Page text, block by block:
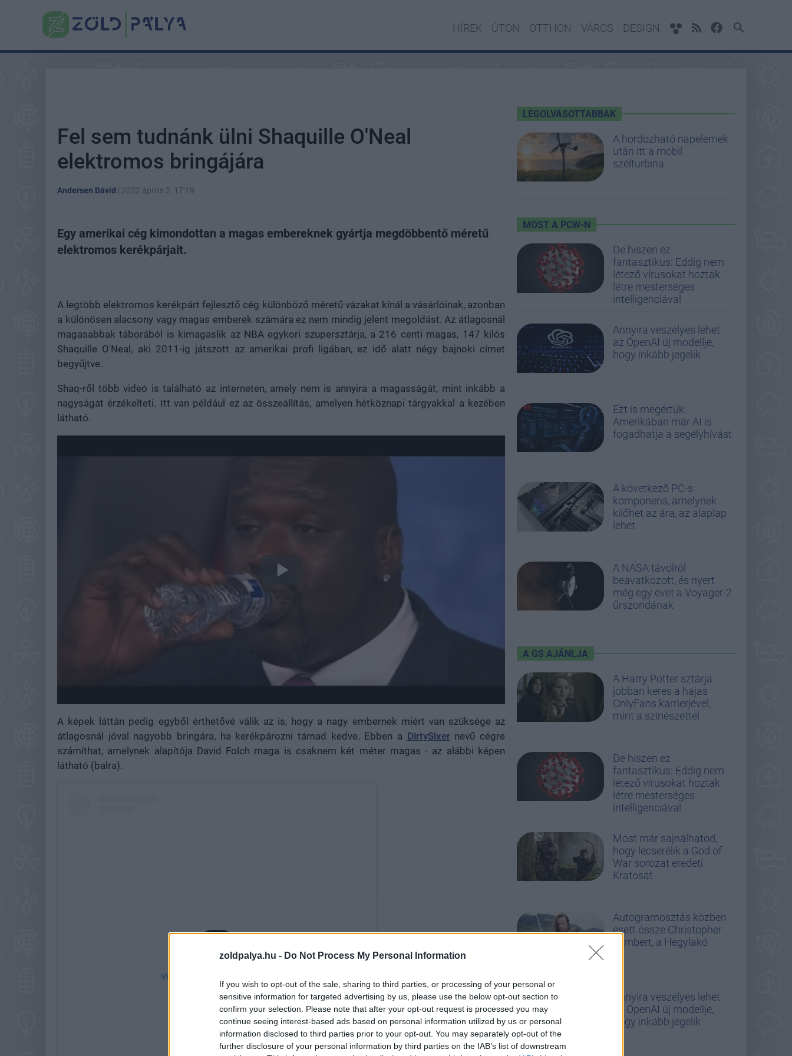
zoldpalya.hu - Do Not Process My Personal Information
If you wish to opt-out of the sale, sharing to third parties, or processing of your personal or
sensitive information for targeted advertising by us, please use the below opt-out section to
confirm your selection. Please note that after your opt-out request is processed you may
continue seeing interest-based ads based on personal information utilized by us or personal
information disclosed to third parties prior to your opt-out. You may separately opt-out of the
further disclosure of your personal information by third parties on the IAB’s list of downstream
HÍREK ÚTON OTTHON VÁROS DESIGN
Fel sem tudnánk ülni Shaquille O'Neal
elektromos bringájára
Andersen Dávid | 2022 április 2. 17:19
Egy amerikai cég kimondottan a magas embereknek gyártja megdöbbentő méretű
elektromos kerékpárjait.
A legtöbb elektromos kerékpárt fejlesztő cég különböző méretű vázakat kínál a vásárlóinak, azonban
a különösen alacsony vagy magas emberek számára ez nem mindig jelent megoldást. Az átlagosnál
magasabbak táborából is kimagaslik az NBA egykori szupersztárja, a 216 centi magas, 147 kilós
Shaquille O'Neal, aki 2011-ig játszott az amerikai profi ligában, ez idő alatt négy bajnoki címet
begyűjtve.
Shaq-ről több videó is található az interneten, amely nem is annyira a magasságát, mint inkább a
nagyságát érzékelteti. Itt van például ez az összeállítás, amelyen hétköznapi tárgyakkal a kezében
látható.
A képek láttán pedig egyből érthetővé válik az is, hogy a nagy embernek miért van szüksége az
átlagosnál jóval nagyobb bringára, ha kerékpározni támad kedve. Ebben a DirtySixernevű cégre
számíthat, amelynek alapítója David Folch maga is csaknem két méter magas - az alábbi képen
látható (balra).
View this post on Instagram
LEGOLVASOTTABBAK
A hordozható napelemek
után itt a mobil
szélturbina
MOST A PCW-N
De hiszen ez
fantasztikus: Eddig nem
létező vírusokat hoztak
létre mesterséges
intelligenciával
Annyira veszélyes lehet
az OpenAI új modellje,
hogy inkább jegelik
Ezt is megértük:
Amerikában már AI is
fogadhatja a segélyhívást
A következő PC-s
komponens, amelynek
kilőhet az ára, az alaplap
lehet
A NASA távolról
beavatkozott, és nyert
még egy évet a Voyager-2
űrszondának
A GS AJÁNLJA
A Harry Potter sztárja
jobban keres a hajas
OnlyFans karrierjével,
mint a színészettel
De hiszen ez
fantasztikus: Eddig nem
létező vírusokat hoztak
létre mesterséges
intelligenciával
Most már sajnálhatod,
hogy lecserélik a God of
War sorozat eredeti
Kratosát
Autogramosztás közben
esett össze Christopher
Lambert, a Hegylakó
Annyira veszélyes lehet
az OpenAI új modellje,
hogy inkább jegelik